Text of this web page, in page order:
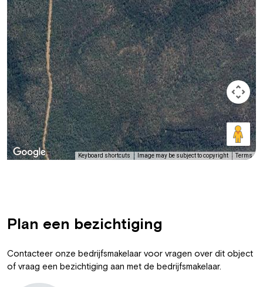
Keyboard shortcuts Image may be subject to copyright Terms
Plan een bezichtiging
Contacteer onze bedrijfsmakelaar voor vragen over dit object
of vraag een bezichtiging aan met de bedrijfsmakelaar.